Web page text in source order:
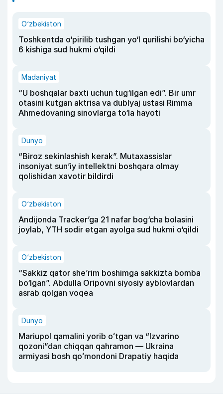
O‘zbekiston
Toshkentda o‘pirilib tushgan yo‘l qurilishi bo‘yicha
6 kishiga sud hukmi o‘qildi
Madaniyat
“U boshqalar baxti uchun tug‘ilgan edi”. Bir umr
otasini kutgan aktrisa va dublyaj ustasi Rimma
Ahmedovaning sinovlarga to‘la hayoti
Dunyo
“Biroz sekinlashish kerak”. Mutaxassislar
insoniyat sun’iy intellektni boshqara olmay
qolishidan xavotir bildirdi
O‘zbekiston
Andijonda Tracker’ga 21 nafar bog‘cha bolasini
joylab, YTH sodir etgan ayolga sud hukmi o‘qildi
O‘zbekiston
“Sakkiz qator she’rim boshimga sakkizta bomba
bo‘lgan”. Abdulla Oripovni siyosiy ayblovlardan
asrab qolgan voqea
Dunyo
Mariupol qamalini yorib oʻtgan va “Izvarino
qozoni”dan chiqqan qahramon — Ukraina
armiyasi bosh qoʻmondoni Drapatiy haqida